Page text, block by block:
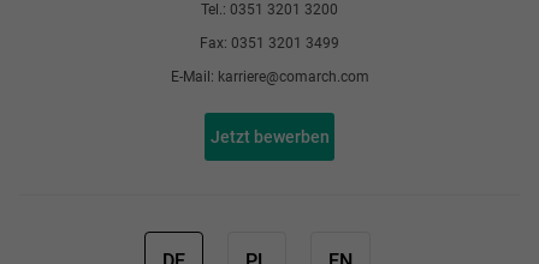
Tel.: 0351 3201 3200
Fax: 0351 3201 3499
E-Mail: karriere@comarch.com
Jetzt bewerben